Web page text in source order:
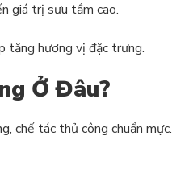
giá trị sưu tầm cao.
tăng hương vị đặc trưng.
Ở Đâu?
chế tác thủ công chuẩn mực.